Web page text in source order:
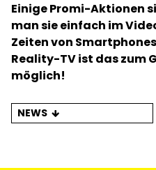
Einige Promi-Aktionen
man sie einfach im
Zeiten von
Reality-TV ist das zum
möglich!
NEWS